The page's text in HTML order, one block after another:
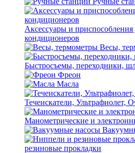
Аксессуары и приспособления
кондиционеров
Весы,
Быстросъемы, переходники,
Фреон
Масла
Течеискатели, Ультрафиолет,
Манометрические и
резиновые прокладки